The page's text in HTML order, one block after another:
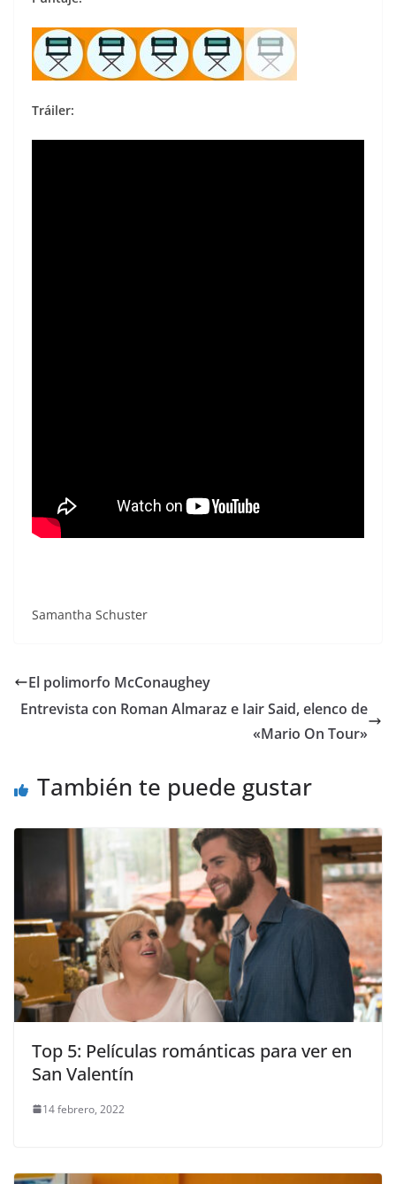
Tráiler:
Samantha Schuster
El polimorfo McConaughey
Entrevista con Roman Almaraz e Iair Said, elenco de
«Mario On Tour»
También te puede gustar
Top 5: Películas románticas para ver en
San Valentín
14 febrero, 2022